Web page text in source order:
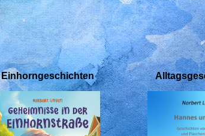
Einhorngeschichten